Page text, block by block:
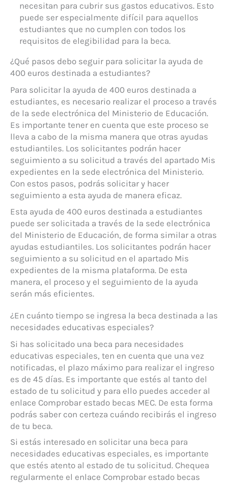
necesitan para cubrir sus gastos educativos. Esto
puede ser especialmente difícil para aquellos
estudiantes que no cumplen con todos los
requisitos de elegibilidad para la beca.
¿Qué pasos debo seguir para solicitar la ayuda de
400 euros destinada a estudiantes?
Para solicitar la ayuda de 400 euros destinada a
estudiantes, es necesario realizar el proceso a través
de la sede electrónica del Ministerio de Educación.
Es importante tener en cuenta que este proceso se
lleva a cabo de la misma manera que otras ayudas
estudiantiles. Los solicitantes podrán hacer
seguimiento a su solicitud a través del apartado Mis
expedientes en la sede electrónica del Ministerio.
Con estos pasos, podrás solicitar y hacer
seguimiento a esta ayuda de manera eficaz.
Esta ayuda de 400 euros destinada a estudiantes
puede ser solicitada a través de la sede electrónica
del Ministerio de Educación, de forma similar a otras
ayudas estudiantiles. Los solicitantes podrán hacer
seguimiento a su solicitud en el apartado Mis
expedientes de la misma plataforma. De esta
manera, el proceso y el seguimiento de la ayuda
serán más eficientes.
¿En cuánto tiempo se ingresa la beca destinada a las
necesidades educativas especiales?
Si has solicitado una beca para necesidades
educativas especiales, ten en cuenta que una vez
notificadas, el plazo máximo para realizar el ingreso
es de 45 días. Es importante que estés al tanto del
estado de tu solicitud y para ello puedes acceder al
enlace Comprobar estado becas MEC. De esta forma
podrás saber con certeza cuándo recibirás el ingreso
de tu beca.
Si estás interesado en solicitar una beca para
necesidades educativas especiales, es importante
que estés atento al estado de tu solicitud. Chequea
regularmente el enlace Comprobar estado becas